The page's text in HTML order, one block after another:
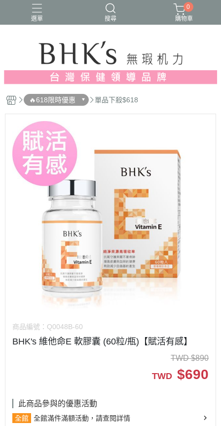
選單 搜尋
人氣推薦 多入優惠 日常維他命
漢方養生
蔓越莓/私密保養
0
購物車
🔥618限時優惠 單品下殺$618
商品編號： Q0048B-60
BHK's 維他命E 軟膠囊 (60粒/瓶)【賦活有感】
TWD $890
TWD $690
此商品參與的優惠活動
全館 全館滿件滿額活動，請查閱詳情